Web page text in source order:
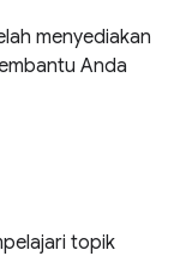
menyediakan
Anda
topik